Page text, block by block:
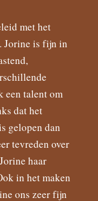
met het
Jorine is fijn in
een talent om
dat het
gelopen dan
tevreden over
haar
in het maken
ons zeer fijn